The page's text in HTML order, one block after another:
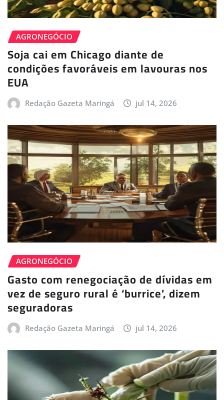
AGRONEGÓCIO
Soja cai em Chicago diante de
condições favoráveis em lavouras nos
EUA
Redação Gazeta Maringá jul 14, 2026
AGRONEGÓCIO
Gasto com renegociação de dívidas em
vez de seguro rural é ‘burrice’, dizem
seguradoras
Redação Gazeta Maringá jul 14, 2026